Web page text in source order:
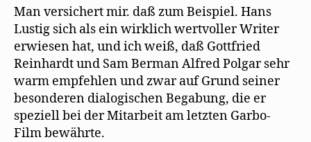
Man versichert mir. daß zum Beispiel. Hans
Lustig sich als ein wirklich wertvoller Writer
erwiesen hat, und ich weiß, daß Gottfried
Reinhardt und Sam Berman Alfred Polgar sehr
warm empfehlen und zwar auf Grund seiner
besonderen dialogischen Begabung, die er
speziell bei der Mitarbeit am letzten Garbo-
Film bewährte.